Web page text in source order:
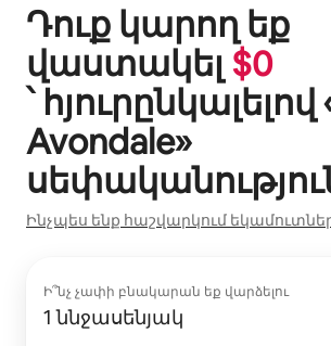
Դուք կարող եք
վաստակել $0
՝ հյուրընկալելով
Avondale»
Ինչպես ենք հաշվարկում
Ի՞նչ չափի բնակարան եք վարձելու
1 ննջասենյակ